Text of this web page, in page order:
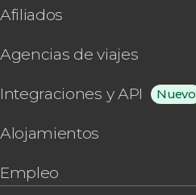
Afiliados
Agencias de viajes
Integraciones y API Nuevo
Alojamientos
Empleo